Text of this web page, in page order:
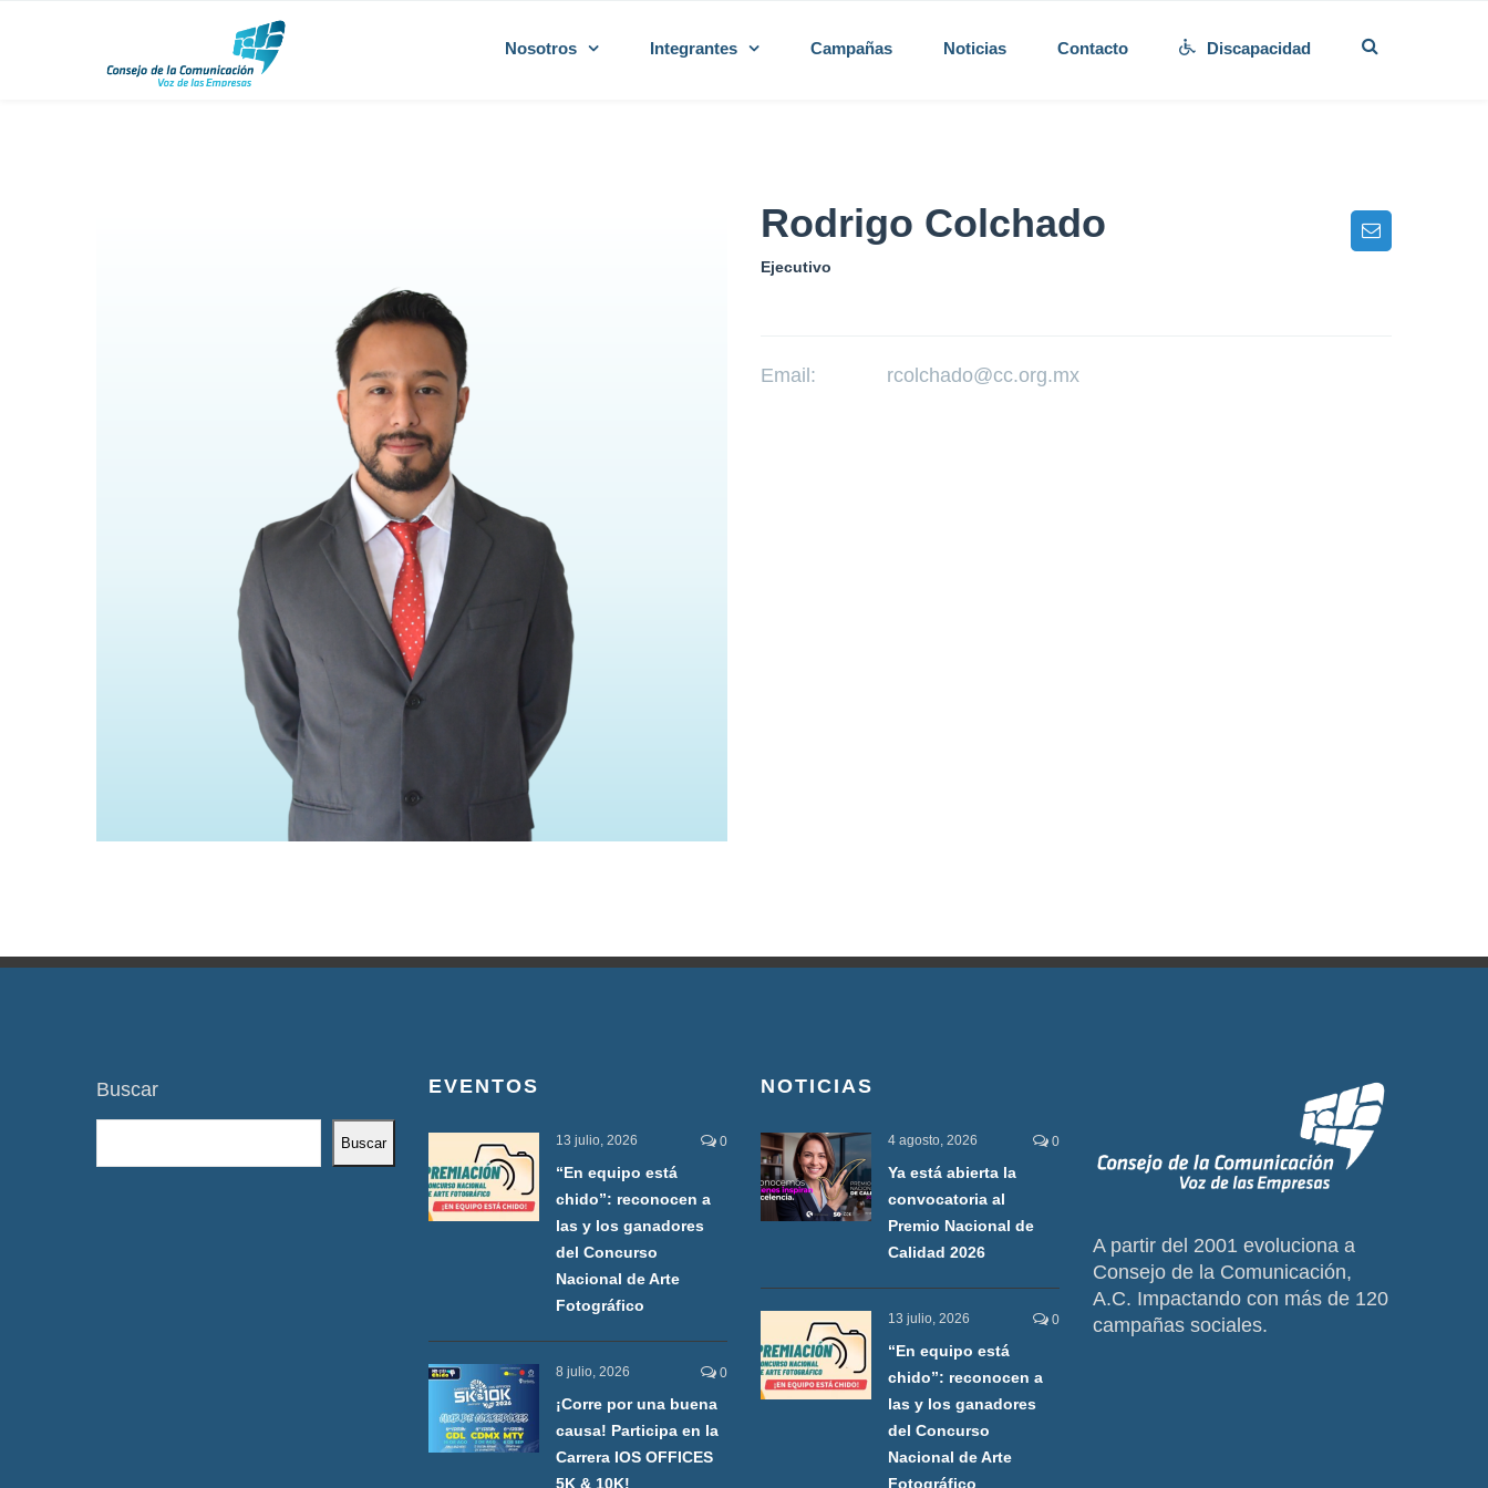
Nosotros Integrantes Campañas Noticias Contacto Discapacidad
Rodrigo Colchado
Ejecutivo
Email: rcolchado@cc.org.mx
Buscar
Buscar
EVENTOS
13 julio, 2026 0
“En equipo está
chido”: reconocen a
las y los ganadores
del Concurso
Nacional de Arte
Fotográfico
8 julio, 2026 0
¡Corre por una buena
causa! Participa en la
Carrera IOS OFFICES
5K & 10K!
NOTICIAS
4 agosto, 2026 0
Ya está abierta la
convocatoria al
Premio Nacional de
Calidad 2026
13 julio, 2026 0
“En equipo está
chido”: reconocen a
las y los ganadores
del Concurso
Nacional de Arte
Fotográfico
A partir del 2001 evoluciona a
Consejo de la Comunicación,
A.C. Impactando con más de 120
campañas sociales.